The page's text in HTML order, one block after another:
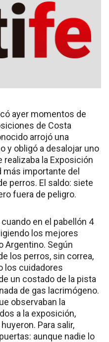
ayer momentos de
de Costa
arrojó una
y obligó a desalojar uno
la Exposición
más importante del
perros. El saldo: siete
fuera de peligro.
en el pabellón 4
los mejores
Argentino. Según
los perros, sin correa,
los cuidadores
un costado de la pista
de gas lacrimógeno.
observaban la
a la exposición,
Para salir,
aunque nadie lo